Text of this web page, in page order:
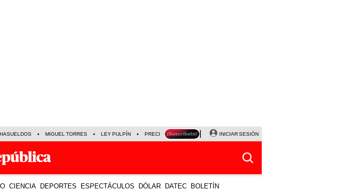
MIGUEL TORRES LEY PULPÍN PRECIO DEL DÓLAR CORTE DE LUZ VIERNES 7 DE AGOSTO
INICIAR SESIÓN
CIENCIA DEPORTES ESPECTÁCULOS DÓLAR DATEC BOLETÍN